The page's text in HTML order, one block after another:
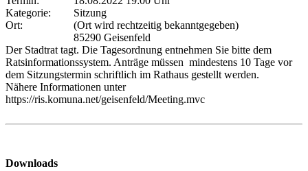
Kategorie:
Sitzung
Ort:
(Ort wird rechtzeitig bekanntgegeben)
85290 Geisenfeld
Der Stadtrat tagt. Die Tagesordnung entnehmen Sie bitte dem
Ratsinformationssystem. Anträge müssen mindestens 10 Tage vor
dem Sitzungstermin schriftlich im Rathaus gestellt werden.
Nähere Informationen unter
https://ris.komuna.net/geisenfeld/Meeting.mvc
Downloads